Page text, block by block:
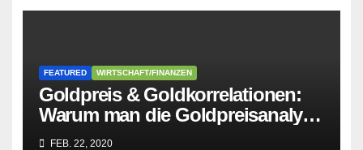
FEATURED WIRTSCHAFT/FINANZEN
Goldpreis & Goldkorrelationen:
Warum man die Goldpreisanalyse
besser Profis überlässt!
FEB. 22, 2020